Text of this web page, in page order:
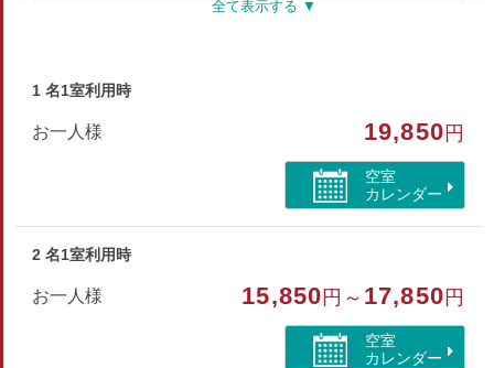
部屋特徴
トイレ/禁煙/インターネットができる部屋/洗浄機付トイ
1 名1室利用時
お一人様 19,850 円
空室
カレンダー
2 名1室利用時
お一人様 15,850 円～ 17,850 円
空室
カレンダー